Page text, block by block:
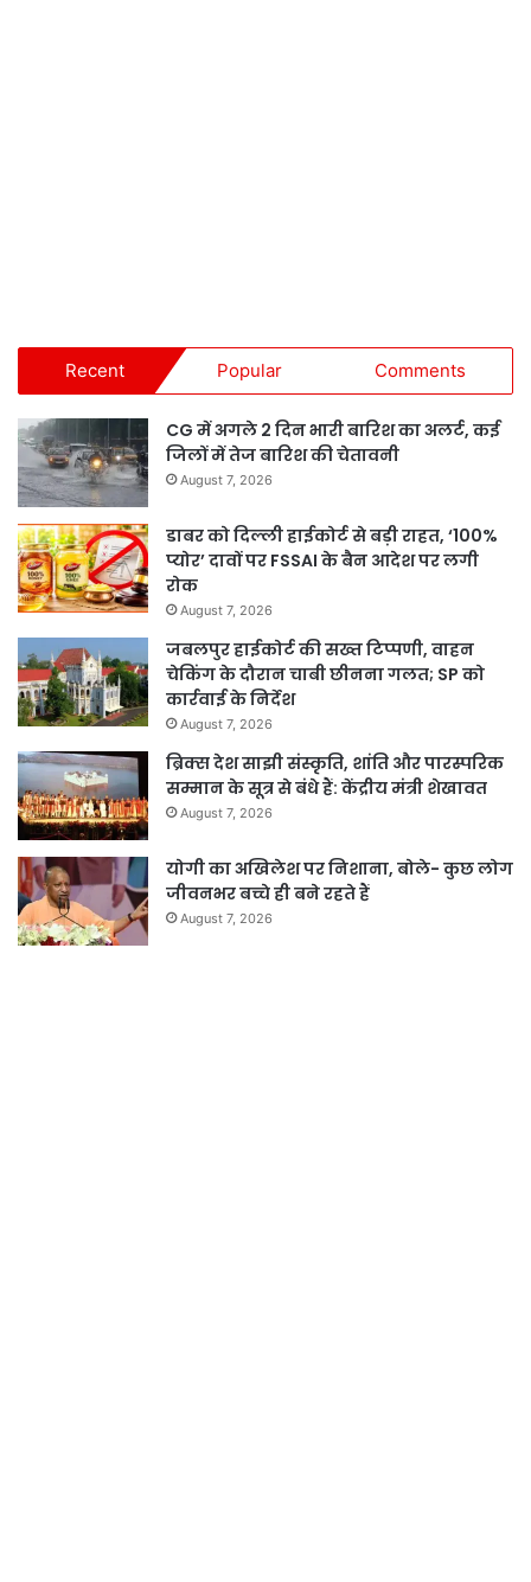
Recent Popular Comments
CG में अगले 2 दिन भारी बारिश का अलर्ट, कई
जिलों में तेज बारिश की चेतावनी
August 7, 2026
डाबर को दिल्ली हाईकोर्ट से बड़ी राहत, ‘100%
प्योर’ दावों पर FSSAI के बैन आदेश पर लगी
रोक
August 7, 2026
जबलपुर हाईकोर्ट की सख्त टिप्पणी, वाहन
चेकिंग के दौरान चाबी छीनना गलत; SP को
कार्रवाई के निर्देश
August 7, 2026
ब्रिक्स देश साझी संस्कृति, शांति और पारस्परिक
सम्मान के सूत्र से बंधे हैं: केंद्रीय मंत्री शेखावत
August 7, 2026
योगी का अखिलेश पर निशाना, बोले- कुछ लोग
जीवनभर बच्चे ही बने रहते हैं
August 7, 2026